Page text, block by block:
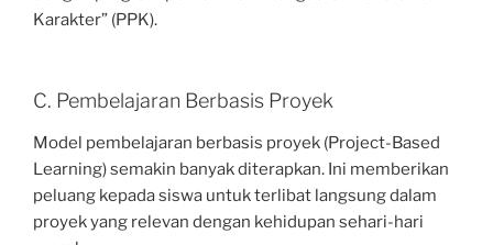
Karakter” (PPK).
C. Pembelajaran Berbasis Proyek
Model pembelajaran berbasis proyek (Project-Based
Learning) semakin banyak diterapkan. Ini memberikan
peluang kepada siswa untuk terlibat langsung dalam
proyek yang relevan dengan kehidupan sehari-hari